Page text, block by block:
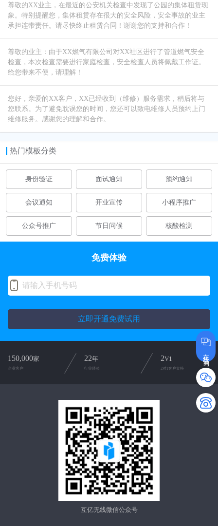
尊敬的XX业主，在最近的公安机关检查中发现了公园的集体租赁现
象。特别提醒您，集体租赁存在很大的安全风险，安全事故的业主
承担连带责任。请尽快终止租赁合同！谢谢您的支持和合作！
尊敬的业主：由于XX燃气有限公司对XX社区进行了管道燃气安全
检查，本次检查需要进行家庭检查，安全检查人员将佩戴工作证。
给您带来不便，请理解！
您好，亲爱的XX客户，XX已经收到（维修）服务需求，稍后将与
您联系。为了避免耽误您的时间，您还可以致电维修人员预约上门
维修服务。感谢您的理解和合作。
热门模板分类
身份验证 面试通知 预约通知
会议通知 开业宣传 小程序推广
公众号推广 节日问候 核酸检测
在线咨询
免费体验
立即开通免费试用
150,000家
企业客户
22年
行业经验
2V1
2对1客户支持
互亿无线微信公众号